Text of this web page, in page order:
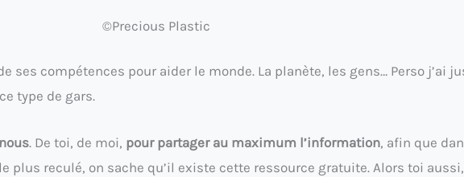
©Precious Plastic
ses compétences pour aider le monde. La planète, les gens… Perso j’ai
type de gars.
. De toi, de moi, pour partager au maximum l’information, afin que
plus reculé, on sache qu’il existe cette ressource gratuite. Alors toi